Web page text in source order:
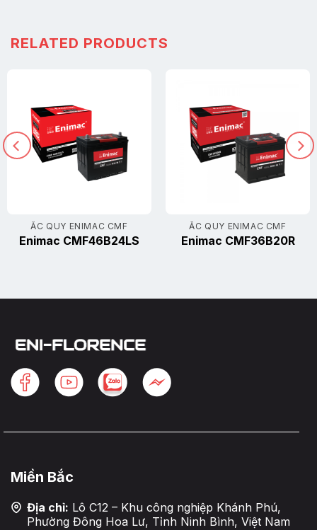
RELATED PRODUCTS
ẮC QUY ENIMAC CMF
Enimac CMF46B24LS
ẮC QUY ENIMAC CMF
Enimac CMF36B20R
Miền Bắc
Địa chỉ: Lô C12 – Khu công nghiệp Khánh Phú,
Phường Đông Hoa Lư, Tỉnh Ninh Bình, Việt Nam